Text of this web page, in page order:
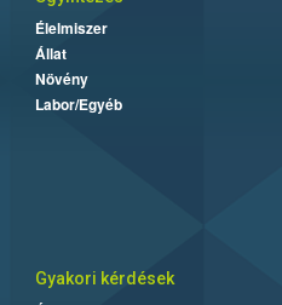
Élelmiszer
Állat
Növény
Labor/Egyéb
Gyakori kérdések